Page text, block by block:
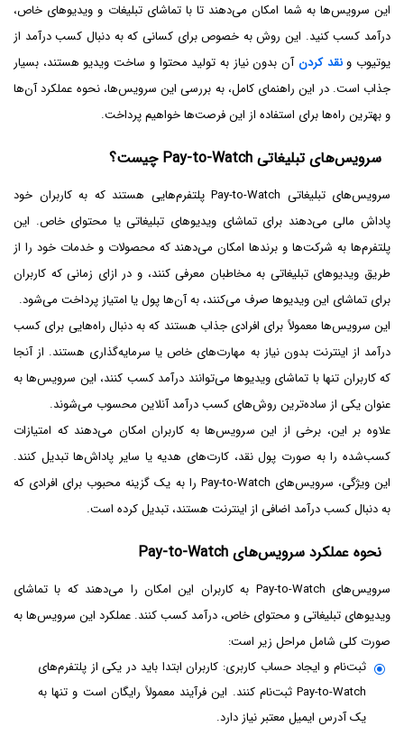
این سرویس‌ها به شما امکان می‌دهند تا با تماشای تبلیغات و ویدیوهای خاص،
درآمد کسب کنید. این روش به خصوص برای کسانی که به دنبال کسب درآمد از
یوتیوب ونقد کردنآن بدون نیاز به تولید محتوا و ساخت ویدیو هستند، بسیار
جذاب است. در این راهنمای کامل، به بررسی این سرویس‌ها، نحوه عملکرد آن‌ها
و بهترین راه‌ها برای استفاده از این فرصت‌ها خواهیم پرداخت.
سرویس‌های تبلیغاتی Pay-to-Watch چیست؟
سرویس‌های تبلیغاتی Pay-to-Watch پلتفرم‌هایی هستند که به کاربران خود
پاداش مالی می‌دهند برای تماشای ویدیوهای تبلیغاتی یا محتوای خاص. این
پلتفرم‌ها به شرکت‌ها و برندها امکان می‌دهند که محصولات و خدمات خود را از
طریق ویدیوهای تبلیغاتی به مخاطبان معرفی کنند، و در ازای زمانی که کاربران
برای تماشای این ویدیوها صرف می‌کنند، به آن‌ها پول یا امتیاز پرداخت می‌شود.
این سرویس‌ها معمولاً برای افرادی جذاب هستند که به دنبال راه‌هایی برای کسب
درآمد از اینترنت بدون نیاز به مهارت‌های خاص یا سرمایه‌گذاری هستند. از آنجا
که کاربران تنها با تماشای ویدیوها می‌توانند درآمد کسب کنند، این سرویس‌ها به
عنوان یکی از ساده‌ترین روش‌های کسب درآمد آنلاین محسوب می‌شوند.
علاوه بر این، برخی از این سرویس‌ها به کاربران امکان می‌دهند که امتیازات
کسب‌شده را به صورت پول نقد، کارت‌های هدیه یا سایر پاداش‌ها تبدیل کنند.
این ویژگی، سرویس‌های Pay-to-Watch را به یک گزینه محبوب برای افرادی که
به دنبال کسب درآمد اضافی از اینترنت هستند، تبدیل کرده است.
نحوه عملکرد سرویس‌های Pay-to-Watch
سرویس‌های Pay-to-Watch به کاربران این امکان را می‌دهند که با تماشای
ویدیوهای تبلیغاتی و محتوای خاص، درآمد کسب کنند. عملکرد این سرویس‌ها به
صورت کلی شامل مراحل زیر است:
ثبت‌نام و ایجاد حساب کاربری: کاربران ابتدا باید در یکی از پلتفرم‌های
Pay-to-Watch ثبت‌نام کنند. این فرآیند معمولاً رایگان است و تنها به
یک آدرس ایمیل معتبر نیاز دارد.